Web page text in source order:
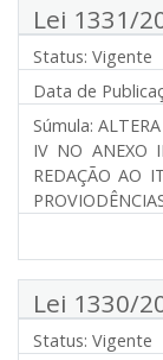
Lei 1331/
Status: Vigente
Data de
Súmula:
IV NO ANEXO
REDAÇÃO AO
Lei 1330/
Status: Vigente